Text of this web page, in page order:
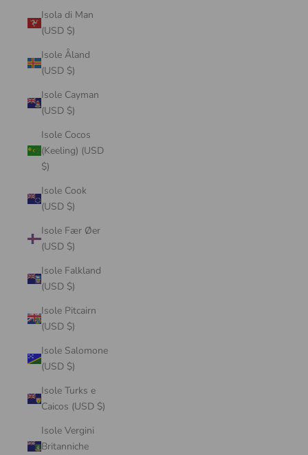
Isola di Man
(USD $)
Isole Åland
(USD $)
Isole Cayman
(USD $)
Isole Cocos
(Keeling) (USD
$)
Isole Cook
(USD $)
Isole Fær Øer
(USD $)
Isole Falkland
(USD $)
Isole Pitcairn
(USD $)
Isole Salomone
(USD $)
Isole Turks e
Caicos (USD $)
Isole Vergini
Britanniche